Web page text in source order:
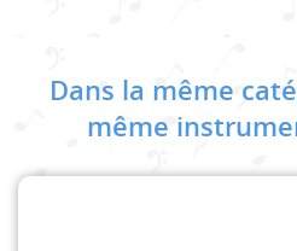
Dans la même
même